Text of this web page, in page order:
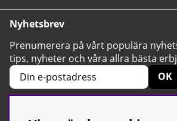
Nyhetsbrev
Prenumerera på vårt populära
tips, nyheter och våra allra bästa
OK